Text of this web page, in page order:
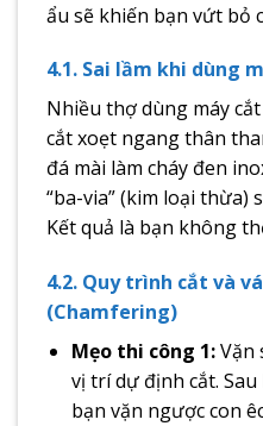
ẩu sẽ khiến bạn vứt bỏ
4.1. Sai lầm khi dùng
Nhiều thợ dùng máy
cắt xoẹt ngang thân
đá mài làm cháy đen
“ba-via” (kim loại thừa)
Kết quả là bạn không
4.2. Quy trình cắt và
(Chamfering)
Mẹo thi công 1:Vặn
vị trí dự định cắt.
bạn vặn ngược con